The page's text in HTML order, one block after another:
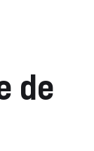
de